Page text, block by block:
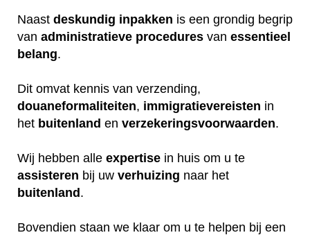
Naast deskundig inpakken is een grondig begrip
van administratieve procedures van essentieel
belang.
Dit omvat kennis van verzending,
douaneformaliteiten, immigratievereisten in
het buitenland en verzekeringsvoorwaarden.
Wij hebben alle expertise in huis om u te
assisteren bij uw verhuizing naar het
buitenland.
Bovendien staan we klaar om u te helpen bij een